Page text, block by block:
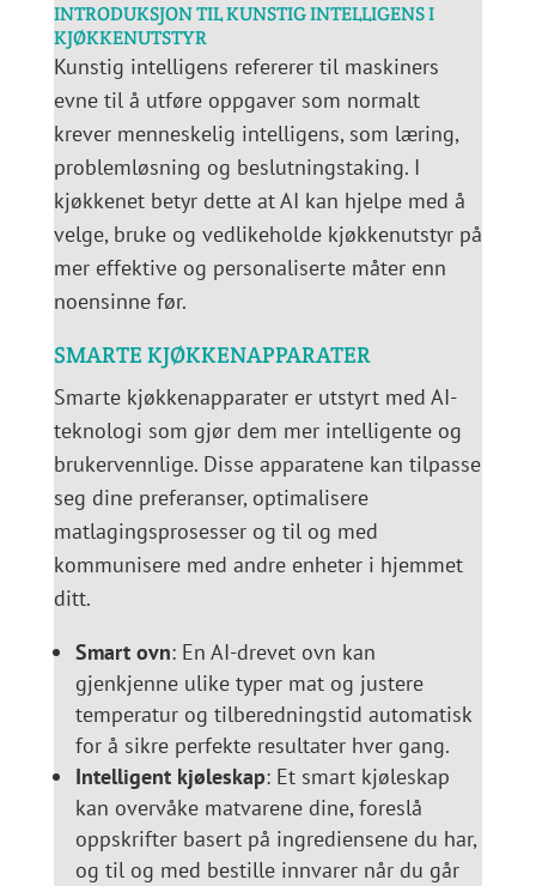
INTRODUKSJON TIL KUNSTIG INTELLIGENS I
KJØKKENUTSTYR
Kunstig intelligens refererer til maskiners
evne til å utføre oppgaver som normalt
krever menneskelig intelligens, som læring,
problemløsning og beslutningstaking. I
kjøkkenet betyr dette at AI kan hjelpe med å
velge, bruke og vedlikeholde kjøkkenutstyr på
mer effektive og personaliserte måter enn
noensinne før.
SMARTE KJØKKENAPPARATER
Smarte kjøkkenapparater er utstyrt med AI-
teknologi som gjør dem mer intelligente og
brukervennlige. Disse apparatene kan tilpasse
seg dine preferanser, optimalisere
matlagingsprosesser og til og med
kommunisere med andre enheter i hjemmet
ditt.
Smart ovn: En AI-drevet ovn kan
gjenkjenne ulike typer mat og justere
temperatur og tilberedningstid automatisk
for å sikre perfekte resultater hver gang.
Intelligent kjøleskap: Et smart kjøleskap
kan overvåke matvarene dine, foreslå
oppskrifter basert på ingrediensene du har,
og til og med bestille innvarer når du går